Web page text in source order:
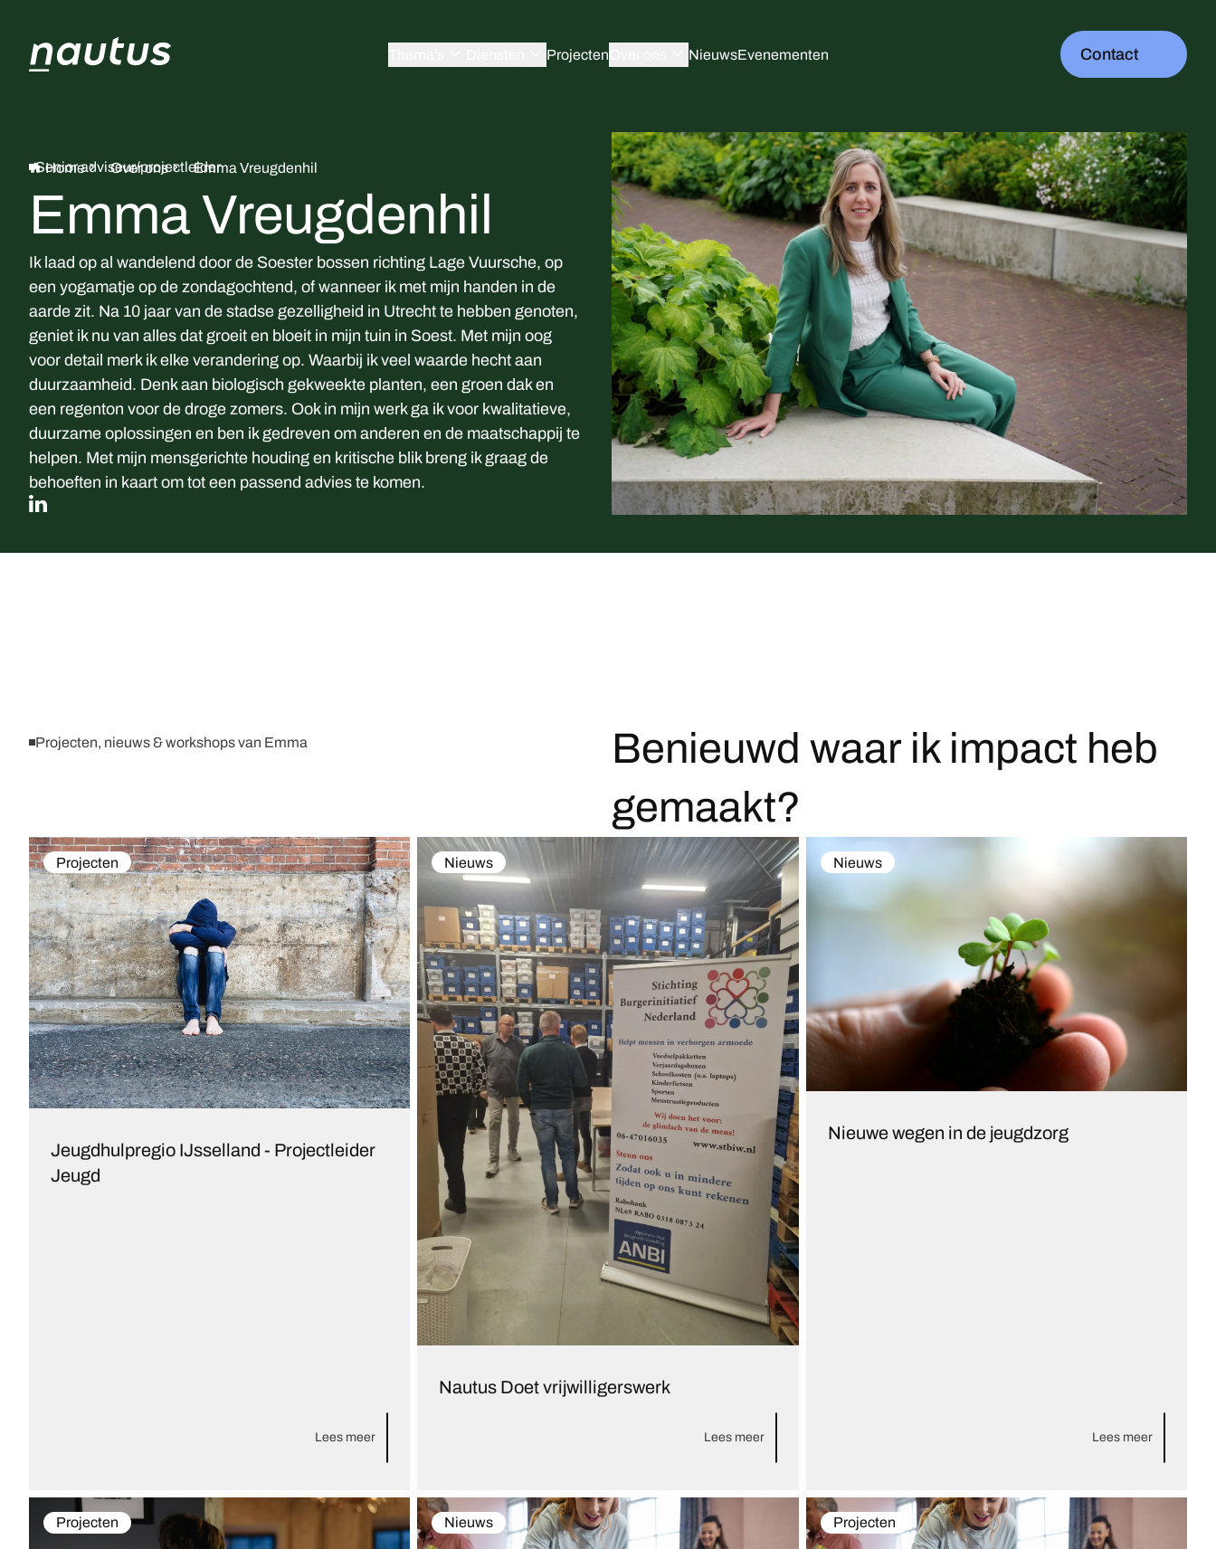
Projecten NieuwsEvenementen Contact
Home Over ons Emma Vreugdenhil
Senior adviseur/projectleider
Emma Vreugdenhil
Ik laad op al wandelend door de Soester bossen richting Lage Vuursche, op
een yogamatje op de zondagochtend, of wanneer ik met mijn handen in de
aarde zit. Na 10 jaar van de stadse gezelligheid in Utrecht te hebben genoten,
geniet ik nu van alles dat groeit en bloeit in mijn tuin in Soest. Met mijn oog
voor detail merk ik elke verandering op. Waarbij ik veel waarde hecht aan
duurzaamheid. Denk aan biologisch gekweekte planten, een groen dak en
een regenton voor de droge zomers. Ook in mijn werk ga ik voor kwalitatieve,
duurzame oplossingen en ben ik gedreven om anderen en de maatschappij te
helpen. Met mijn mensgerichte houding en kritische blik breng ik graag de
behoeften in kaart om tot een passend advies te komen.
LinkedIn
Projecten, nieuws & workshops van Emma
Benieuwd waar ik impact heb
gemaakt?
Projecten
Jeugdhulpregio IJsselland - Projectleider
Jeugd
Lees meer
Nieuws
Nautus Doet vrijwilligerswerk
Lees meer
Nieuws
Nieuwe wegen in de jeugdzorg
Lees meer
Projecten Nieuws Projecten